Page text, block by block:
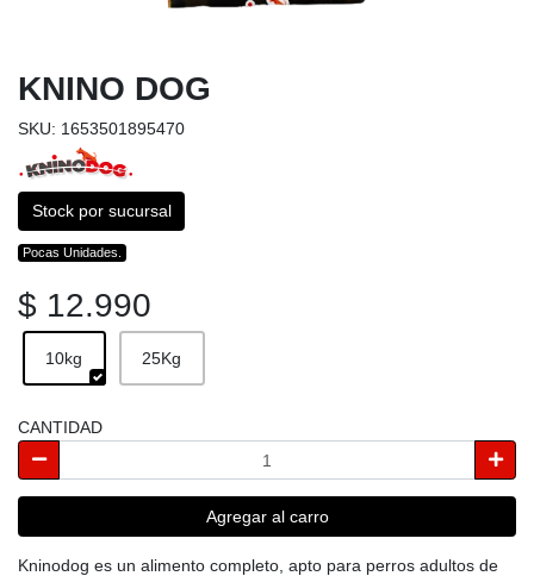
KNINO DOG
SKU: 1653501895470
Stock por sucursal
Pocas Unidades.
$ 12.990
10kg 25Kg
CANTIDAD
Agregar al carro
Kninodog es un alimento completo, apto para perros adultos de